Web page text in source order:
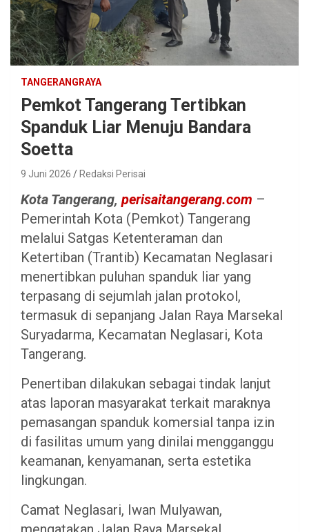
TANGERANGRAYA
Pemkot Tangerang Tertibkan
Spanduk Liar Menuju Bandara
Soetta
9 Juni 2026 Redaksi Perisai
Kota Tangerang, perisaitangerang.com –
Pemerintah Kota (Pemkot) Tangerang
melalui Satgas Ketenteraman dan
Ketertiban (Trantib) Kecamatan Neglasari
menertibkan puluhan spanduk liar yang
terpasang di sejumlah jalan protokol,
termasuk di sepanjang Jalan Raya Marsekal
Suryadarma, Kecamatan Neglasari, Kota
Tangerang.
Penertiban dilakukan sebagai tindak lanjut
atas laporan masyarakat terkait maraknya
pemasangan spanduk komersial tanpa izin
di fasilitas umum yang dinilai mengganggu
keamanan, kenyamanan, serta estetika
lingkungan.
Camat Neglasari, Iwan Mulyawan,